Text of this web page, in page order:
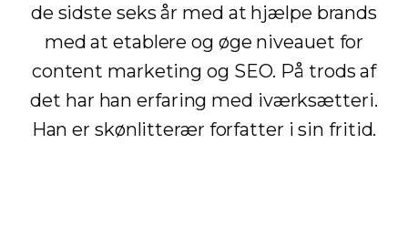
de sidste seks år med at hjælpe brands
med at etablere og øge niveauet for
content marketing og SEO. På trods af
det har han erfaring med iværksætteri.
Han er skønlitterær forfatter i sin fritid.